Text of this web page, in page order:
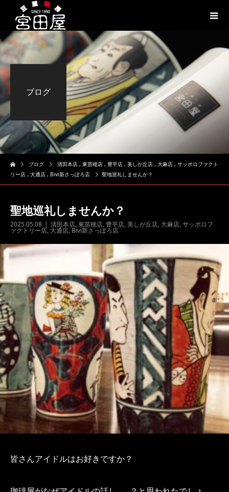
ブログ
ブログ 清田本店 , 東苗穂店 , 豊平店 , 美しが丘店 , 大麻店 , サッポロファクト
リー店 , 大通店 , Bivi新さっぽろ店 聖地巡礼しませんか？
聖地巡礼しませんか？
2025.05.08 清田本店,東苗穂店, 豊平店,美しが丘店, 大麻店,サッポロフ
ァクトリー店, 大通店,Bivi新さっぽろ店
皆さんアイドルはお好きですか？